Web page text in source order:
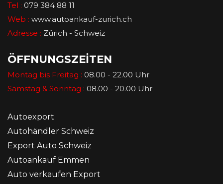
Tel : 079 384 88 11
Web : www.autoankauf-zurich.ch
Adresse : Zürich - Schweiz
ÖFFNUNGSZEİTEN
Montag bis Freitag : 08.00 - 22.00 Uhr
Samstag & Sonntag : 08.00 - 20.00 Uhr
Autoexport
Autohändler Schweiz
Export Auto Schweiz
Autoankauf Emmen
Auto verkaufen Export